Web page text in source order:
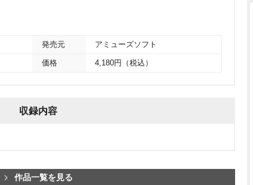
発売元 アミューズソフト
価格 4,180円（税込）
収録内容
作品一覧を見る